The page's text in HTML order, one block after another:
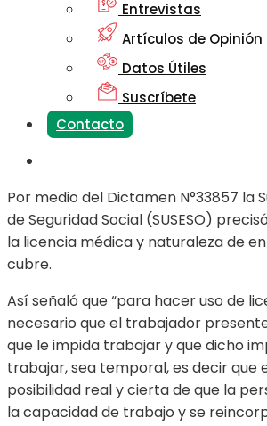
Entrevistas
Artículos de Opinión
Datos Útiles
Suscríbete
Contacto
Por medio del Dictamen N°33857 la
de Seguridad Social (SUSESO)
la licencia médica y naturaleza de
cubre.
Así señaló que “para hacer uso de
necesario que el trabajador
que le impida trabajar y que dicho
trabajar, sea temporal, es decir que
posibilidad real y cierta de que la
la capacidad de trabajo y se